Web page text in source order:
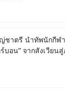
ชาตรี นำทัพนักกีฬ
บอน” จากสังเวียน